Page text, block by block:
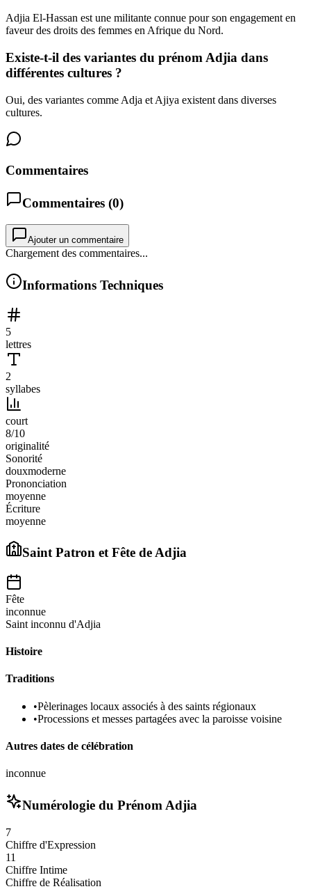
Adjia El-Hassan est une militante connue pour son engagement en
faveur des droits des femmes en Afrique du Nord.
Existe-t-il des variantes du prénom Adjia dans
différentes cultures ?
Oui, des variantes comme Adja et Ajiya existent dans diverses
cultures.
Commentaires
Commentaires (0)
Ajouter un commentaire
Chargement des commentaires...
Informations Techniques
5
lettres
2
syllabes
court
8/10
originalité
Sonorité
douxmoderne
Prononciation
moyenne
Écriture
moyenne
Saint Patron et Fête deAdjia
Fête
inconnue
Saint inconnu d'Adjia
Histoire
Traditions
•Pèlerinages locaux associés à des saints régionaux
•Processions et messes partagées avec la paroisse voisine
Autres dates de célébration
inconnue
Numérologie du Prénom Adjia
7
Chiffre d'Expression
11
Chiffre Intime
Chiffre de Réalisation